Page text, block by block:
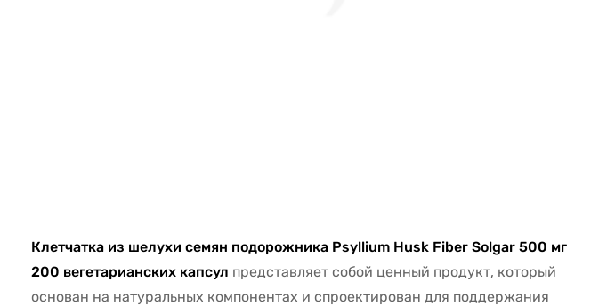
Клетчатка из шелухи семян подорожника Psyllium Husk Fiber Solgar 500 мг
200 вегетарианских капсул представляет собой ценный продукт, который
основан на натуральных компонентах и спроектирован для поддержания